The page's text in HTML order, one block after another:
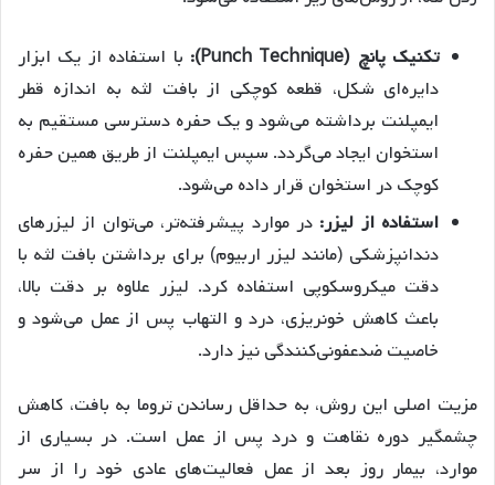
تکنیک پانچ (Punch Technique):
با استفاده از یک ابزار
دایره‌ای شکل، قطعه کوچکی از بافت لثه به اندازه قطر
ایمپلنت برداشته می‌شود و یک حفره دسترسی مستقیم به
استخوان ایجاد می‌گردد. سپس ایمپلنت از طریق همین حفره
کوچک در استخوان قرار داده می‌شود.
استفاده از لیزر: در موارد پیشرفته‌تر، می‌توان از لیزرهای
دندانپزشکی (مانند لیزر اربیوم) برای برداشتن بافت لثه با
دقت میکروسکوپی استفاده کرد. لیزر علاوه بر دقت بالا،
باعث کاهش خونریزی، درد و التهاب پس از عمل می‌شود و
خاصیت ضدعفونی‌کنندگی نیز دارد.
مزیت اصلی این روش، به حداقل رساندن تروما به بافت، کاهش
چشمگیر دوره نقاهت و درد پس از عمل است. در بسیاری از
موارد، بیمار روز بعد از عمل فعالیت‌های عادی خود را از سر